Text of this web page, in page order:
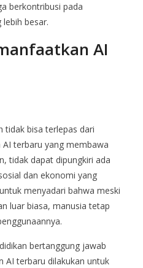
berkontribusi pada
besar.
AI
tidak bisa terlepas dari
terbaru yang membawa
tidak dapat dipungkiri ada
dan ekonomi yang
menyadari bahwa meski
luar biasa, manusia tetap
bertanggung jawab
AI terbaru dilakukan untuk